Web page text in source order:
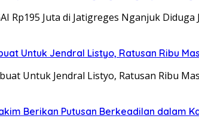
Rp195 Juta di Jatigreges Nganjuk
Untuk Jendral Listyo, Ratusan Ribu
Untuk Jendral Listyo, Ratusan Ribu
Berikan Putusan Berkeadilan dalam